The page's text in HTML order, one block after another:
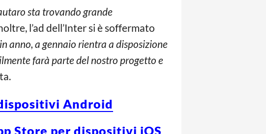
sta trovando grande
l’ad dell’Inter si è soffermato
anno, a gennaio rientra a disposizione
farà parte del nostro progetto e
Android
Store per dispositivi iOS